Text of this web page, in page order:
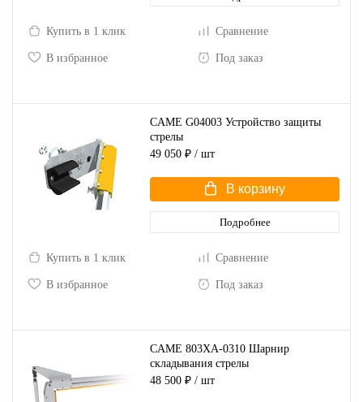
Купить в 1 клик Сравнение
В избранное Под заказ
CAME G04003 Устройство защиты
стрелы
49 050 ₽ / шт
В корзину
Подробнее
Купить в 1 клик Сравнение
В избранное Под заказ
CAME 803XA-0310 Шарнир
складывания стрелы
48 500 ₽ / шт